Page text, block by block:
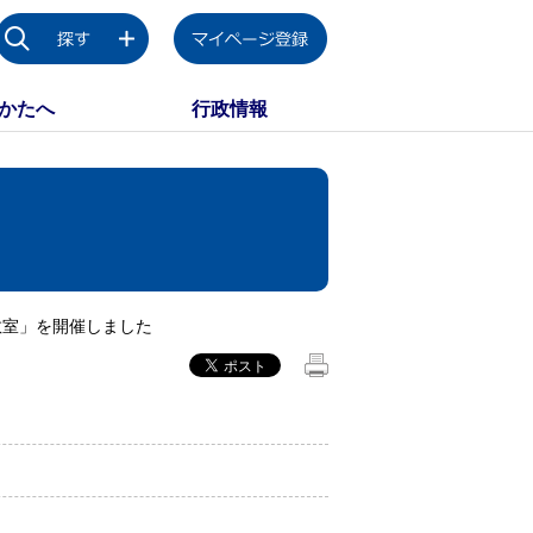
たへ 行政情報
」を開催しました